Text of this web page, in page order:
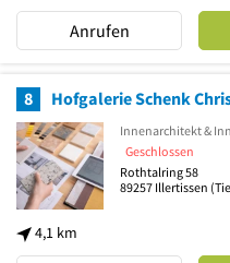
Anrufen
8 Hofgalerie Schenk
4,1 km
Innenarchitekt &
Geschlossen
Rothtalring 58
89257 Illertissen